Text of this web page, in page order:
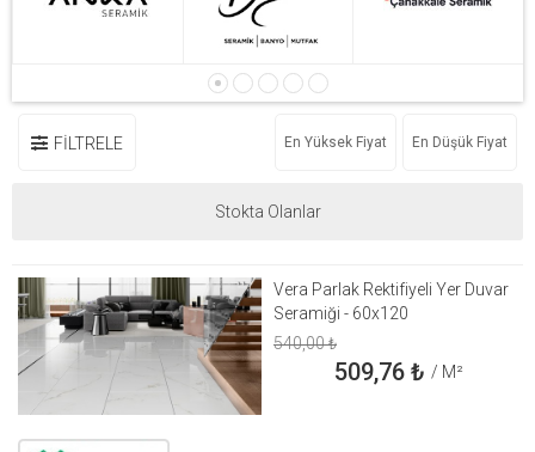
FİLTRELE En Yüksek Fiyat En Düşük Fiyat
Stokta Olanlar
Vera Parlak Rektifiyeli Yer Duvar
Seramiği - 60x120
540,00₺
509,76₺ / M²